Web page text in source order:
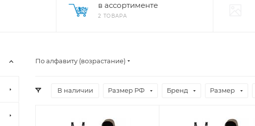
в ассортименте
2 ТОВАРА
По алфавиту (возрастание)
В наличии Размер РФ Бренд Размер